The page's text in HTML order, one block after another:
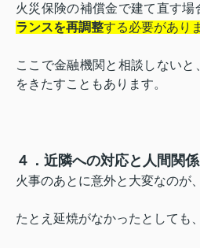
火災保険の補償金で建て直す場
ランスを再調整する必要があり
ここで金融機関と相談しない
をきたすこともあります。
４．近隣への対応と人間関係
火事のあとに意外と大変なのが、
たとえ延焼がなかったとしても、